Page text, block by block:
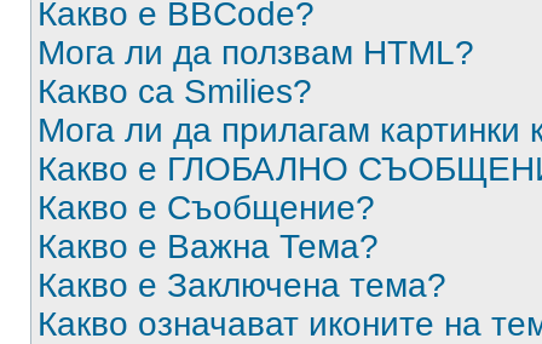
Какво е BBCode?
Мога ли да ползвам HTML?
Какво са Smilies?
Мога ли да прилагам
Какво е ГЛОБАЛНО
Какво е Съобщение?
Какво е Важна Тема?
Какво е Заключена тема?
Какво означават иконите на